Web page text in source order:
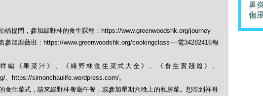
檔提問，參加綠野林的食生課程：https://www.greenwoodshk.org/journey
參加廚藝班：https://www.greenwoodshk.org/cookingclass----電34282416報
編《果菜汁》、《綠野林食生菜式大全》、《食生實踐篇》、
、https://simonchaulife.wordpress.com/。
食生菜式，請來綠野林餐廳午餐，或參加星期六晚上的私房菜。想吃到祥哥
鼻
傷